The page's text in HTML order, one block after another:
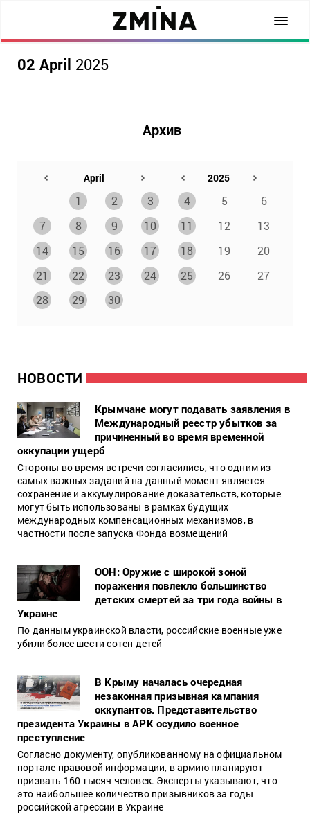
02 April 2025
НОВОСТИ
Крымчане могут подавать заявления в
Международный реестр убытков за
причиненный во время временной
оккупации ущерб
Стороны во время встречи согласились, что одним из
самых важных заданий на данный момент является
сохранение и аккумулирование доказательств, которые
могут быть использованы в рамках будущих
международных компенсационных механизмов, в
частности после запуска Фонда возмещений
ООН: Оружие с широкой зоной
поражения повлекло большинство
детских смертей за три года войны в
Украине
По данным украинской власти, российские военные уже
убили более шести сотен детей
В Крыму началась очередная
незаконная призывная кампания
оккупантов. Представительство
президента Украины в АРК осудило военное
преступление
Согласно документу, опубликованному на официальном
портале правовой информации, в армию планируют
призвать 160 тысяч человек. Эксперты указывают, что
это наибольшее количество призывников за годы
российской агрессии в Украине
Архив
1 2 3 4 5
6
7
8 9 10 11 12
13
14
15 16 17 18 19
20
21
22 23 24 25 26
27
28
29 30